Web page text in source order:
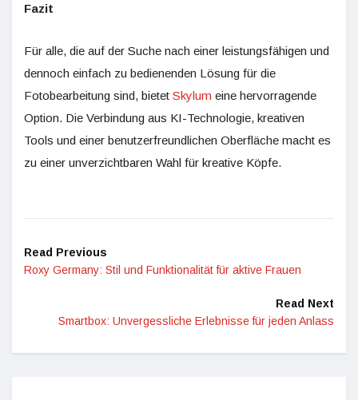
Fazit
Für alle, die auf der Suche nach einer leistungsfähigen und
dennoch einfach zu bedienenden Lösung für die
Fotobearbeitung sind, bietet Skylum eine hervorragende
Option. Die Verbindung aus KI-Technologie, kreativen
Tools und einer benutzerfreundlichen Oberfläche macht es
zu einer unverzichtbaren Wahl für kreative Köpfe.
Read Previous
Roxy Germany: Stil und Funktionalität für aktive Frauen
Read Next
Smartbox: Unvergessliche Erlebnisse für jeden Anlass